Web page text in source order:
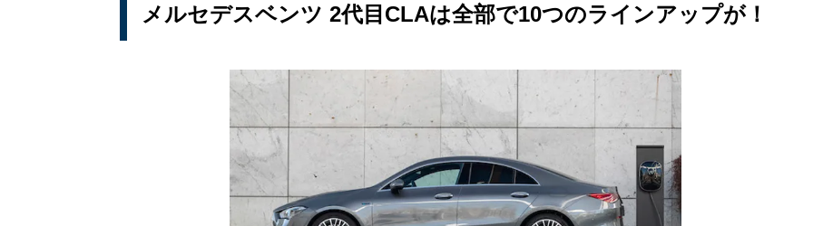
メルセデスベンツ 2代目CLAは全部で10つのラインアップが！